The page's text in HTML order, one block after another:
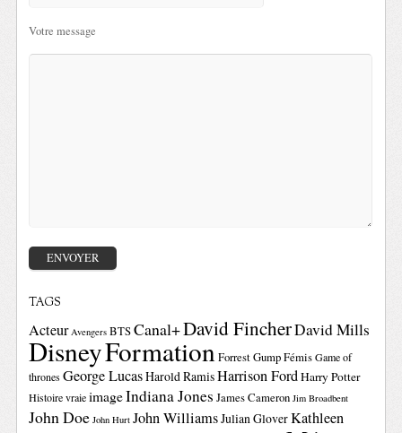
Votre message
TAGS
Acteur Avengers BTSCanal+David FincherDavid Mills
DisneyFormationForrest GumpFémis Game of
thrones George LucasHarold RamisHarrison FordHarry Potter
Histoire vraie imageIndiana Jones James Cameron Jim Broadbent
John Doe John Hurt John WilliamsJulian GloverKathleen